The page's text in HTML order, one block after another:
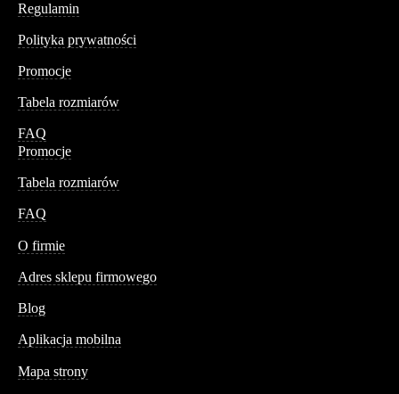
Regulamin
Polityka prywatności
Promocje
Tabela rozmiarów
FAQ
Promocje
Tabela rozmiarów
FAQ
O firmie
Adres sklepu firmowego
Blog
Aplikacja mobilna
Mapa strony